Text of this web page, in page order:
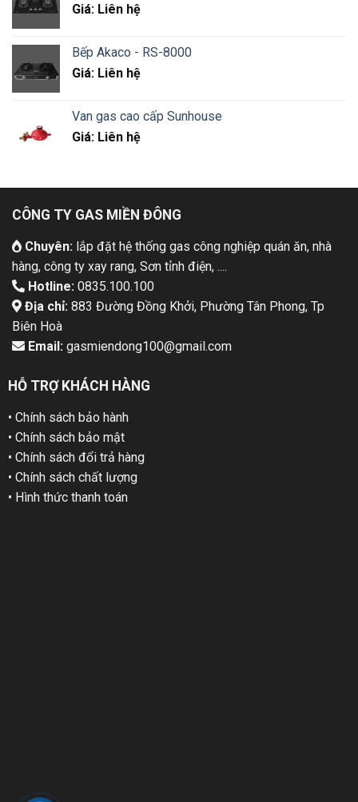
Giá: Liên hệ
Bếp Akaco - RS-8000
Giá: Liên hệ
Van gas cao cấp Sunhouse
Giá: Liên hệ
CÔNG TY GAS MIỀN ĐÔNG
Chuyên:lắp đặt hệ thống gas công nghiệp quán ăn, nhà
hàng, công ty xay rang, Sơn tỉnh điện, ....
Hotline: 0835.100.100
Địa chỉ:883 Đường Đồng Khởi, Phường Tân Phong, Tp
Biên Hoà
Email:gasmiendong100@gmail.com
HỖ TRỢ KHÁCH HÀNG
• Chính sách bảo hành
• Chính sách bảo mật
• Chính sách đổi trả hàng
• Chính sách chất lượng
• Hình thức thanh toán